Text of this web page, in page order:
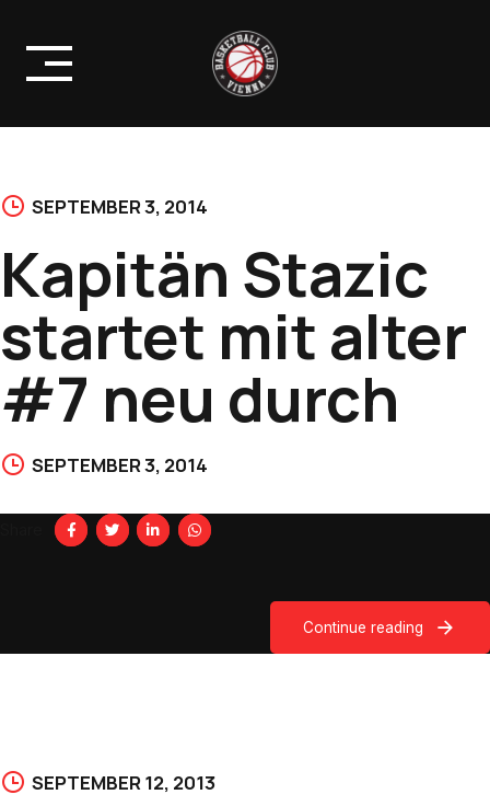
content
SEPTEMBER 3, 2014
Kapitän Stazic
startet mit alter
#7 neu durch
SEPTEMBER 3, 2014
Continue reading
SEPTEMBER 12, 2013